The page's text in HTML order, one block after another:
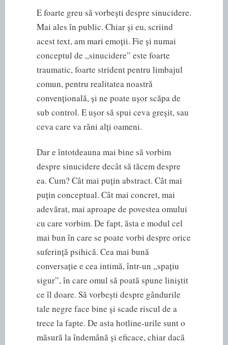
E foarte greu să vorbești despre sinucidere.
Mai ales în public. Chiar și eu, scriind
acest text, am mari emoții. Fie și numai
conceptul de „sinucidere” este foarte
traumatic, foarte strident pentru limbajul
comun, pentru realitatea noastră
convențională, și ne poate ușor scăpa de
sub control. E ușor să spui ceva greșit, sau
ceva care va răni alți oameni.
Dar e întotdeauna mai bine să vorbim
despre sinucidere decât să tăcem despre
ea. Cum? Cât mai puțin abstract. Cât mai
puțin conceptual. Cât mai concret, mai
adevărat, mai aproape de povestea omului
cu care vorbim. De fapt, ăsta e modul cel
mai bun în care se poate vorbi despre orice
suferință psihică. Cea mai bună
conversație e cea intimă, într-un „spațiu
sigur”, în care omul să poată spune liniștit
ce îl doare. Să vorbești despre gândurile
tale negre face bine și scade riscul de a
trece la fapte. De asta hotline-urile sunt o
măsură la îndemână și eficace, chiar dacă